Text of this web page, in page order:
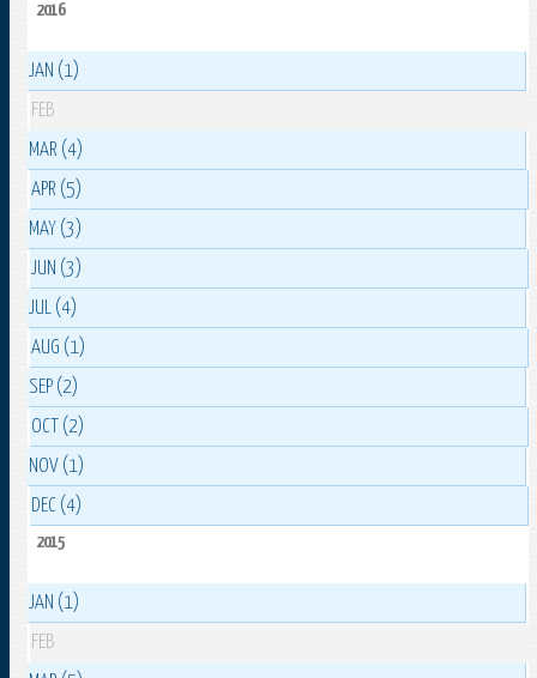
2016
JAN (1)
FEB
MAR (4)
APR (5)
MAY (3)
JUN (3)
JUL (4)
AUG (1)
SEP (2)
OCT (2)
NOV (1)
DEC (4)
2015
JAN (1)
FEB